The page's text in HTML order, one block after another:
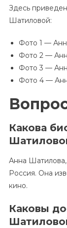
Здесь
Шатиловой:
Фото 1 —
Фото 2 —
Фото 3 —
Фото 4 —
Какова
Анна Шатилова,
Россия. Она
кино.
Каковы